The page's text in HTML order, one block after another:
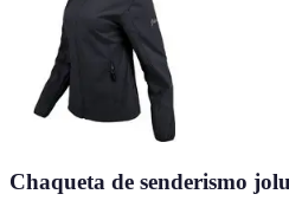
Chaqueta de senderismo